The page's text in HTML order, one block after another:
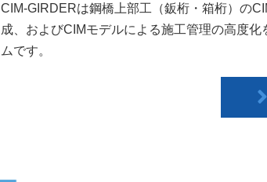
CIM-GIRDERは鋼橋上部工（鈑桁・箱桁）の
成、およびCIMモデルによる施工管理の高度化
ムです。